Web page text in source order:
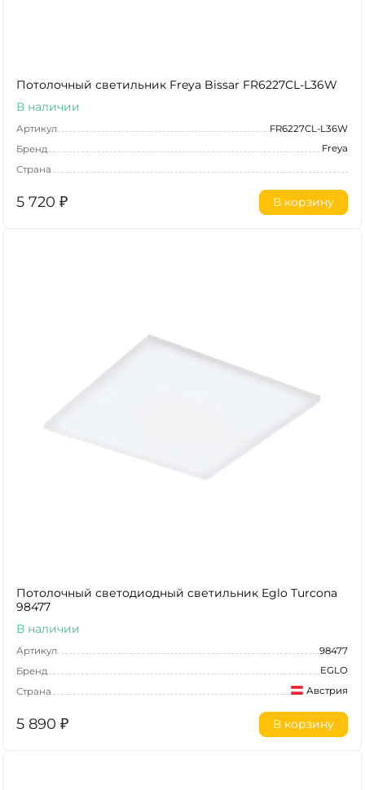
Потолочный светильник Freya Bissar FR6227CL-L36W
В наличии
Артикул
FR6227CL-L36W
Бренд
Freya
Страна
5 720 ₽ В корзину
Потолочный светодиодный светильник Eglo Turcona
98477
В наличии
Артикул
98477
Бренд
EGLO
Страна
Австрия
5 890 ₽ В корзину